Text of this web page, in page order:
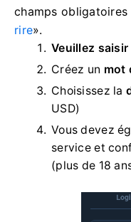
champs
rire».
Veuillez
Créez un mot
Choisissez la
USD)
Vous devez
service et
(plus de 18